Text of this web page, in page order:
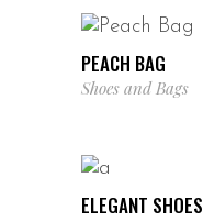
PEACH BAG
Shoes and Bags
ELEGANT SHOES